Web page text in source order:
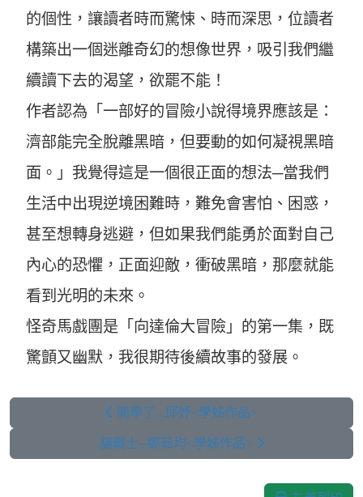
的個性，讓讀者時而驚悚、時而深思，位讀者
構築出一個迷離奇幻的想像世界，吸引我們繼
續讀下去的渴望，欲罷不能！
作者認為「一部好的冒險小說得境界應該是：
濟部能完全脫離黑暗，但要動的如何凝視黑暗
面。」我覺得這是一個很正面的想法─當我們
生活中出現逆境困難時，難免會害怕、困惑，
甚至想轉身逃避，但如果我們能勇於面對自己
內心的恐懼，正面迎敵，衝破黑暗，那麼就能
看到光明的未來。
怪奇馬戲團是「向達倫大冒險」的第一集，既
驚顫又幽默，我很期待後續故事的發展。
開學了...邱妤<學姊作品>
貓戰士─鄭茹均<學姊作品>